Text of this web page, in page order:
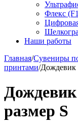
Флекс
Наши работы
Главная/Сувениры
принтами/Дождевик
размер S